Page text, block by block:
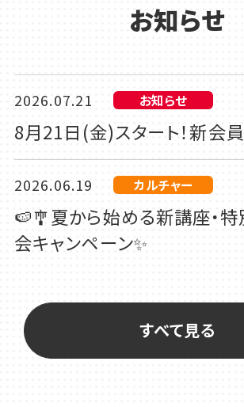
お知らせ
2026.07.21 お知らせ
8月21日(金)スタート！新会
2026.06.19 カルチャー
🍉🎐夏から始める新講座・
会キャンペーン✨
🌻夏休みこども特別講座カ
きあがりました📅✨
すべて見る